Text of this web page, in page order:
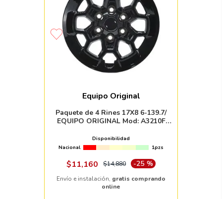
Equipo Original
Paquete de 4 Rines 17X8 6-139.7/
EQUIPO ORIGINAL Mod: A3210F
Disponibilidad
Nacional
1pzs
$11,160 $14,880 -25 %
Envío e instalación, gratis comprando
online